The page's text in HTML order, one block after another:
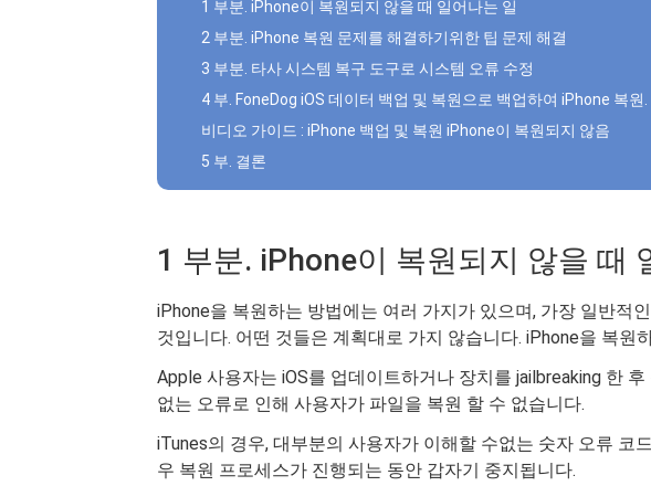
1 부분. iPhone이 복원되지 않을 때 일어나는 일
2 부분. iPhone 복원 문제를 해결하기위한 팁 문제 해결
3 부분. 타사 시스템 복구 도구로 시스템 오류 수정
4 부. FoneDog iOS 데이터 백업 및 복원으로 백업하여 iPhone 복원.
비디오 가이드 : iPhone 백업 및 복원 iPhone이 복원되지 않음
5 부. 결론
1 부분. iPhone이 복원되지 않을 때
iPhone을 복원하는 방법에는 여러 가지가 있으며, 가장 일반적
것입니다. 어떤 것들은 계획대로 가지 않습니다. iPhone을 복원
Apple 사용자는 iOS를 업데이트하거나 장치를 jailbreaking 한
없는 오류로 인해 사용자가 파일을 복원 할 수 없습니다.
iTunes의 경우, 대부분의 사용자가 이해할 수없는 숫자 오류 코
우 복원 프로세스가 진행되는 동안 갑자기 중지됩니다.